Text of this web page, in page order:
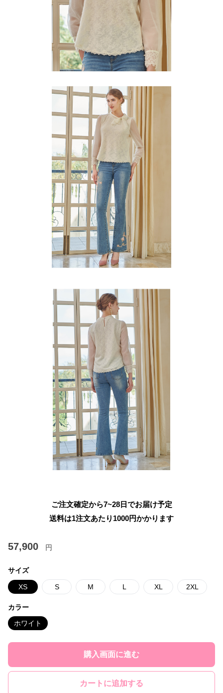
ご注文確定から7~28日でお届け予定
送料は1注文あたり 1000円かかります
57,900 円
サイズ
XS S M L XL 2XL
カラー
ホワイト
購入画面に進む
カートに追加する